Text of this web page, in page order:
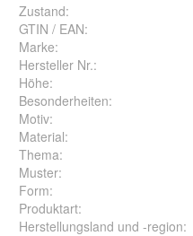
Zustand:
GTIN / EAN:
Marke:
Hersteller Nr.:
Höhe:
Besonderheiten:
Motiv:
Material:
Thema:
Muster:
Form:
Produktart:
Herstellungsland und -region: